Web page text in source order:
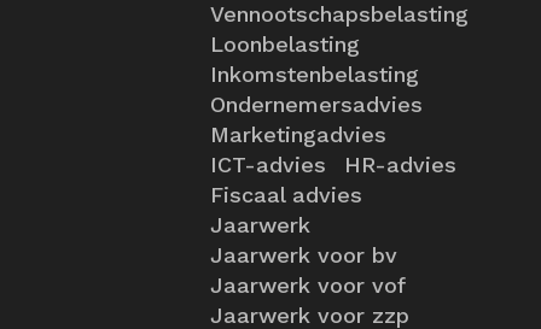
Vennootschapsbelasting
Loonbelasting
Inkomstenbelasting
Ondernemersadvies
Marketingadvies
ICT-advies
HR-advies
Fiscaal advies
Jaarwerk
Jaarwerk voor bv
Jaarwerk voor vof
Jaarwerk voor zzp